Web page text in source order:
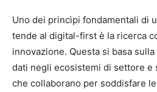
Uno dei princìpi fondamentali di
tende al digital-first è la ricerca
innovazione. Questa si basa
dati negli ecosistemi di settore e
che collaborano per soddisfare